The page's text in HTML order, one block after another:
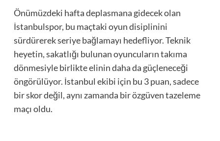
Önümüzdeki hafta deplasmana gidecek olan
İstanbulspor, bu maçtaki oyun disiplinini
sürdürerek seriye bağlamayı hedefliyor. Teknik
heyetin, sakatlığı bulunan oyuncuların takıma
dönmesiyle birlikte elinin daha da güçleneceği
öngörülüyor. İstanbul ekibi için bu 3 puan, sadece
bir skor değil, aynı zamanda bir özgüven tazeleme
maçı oldu.